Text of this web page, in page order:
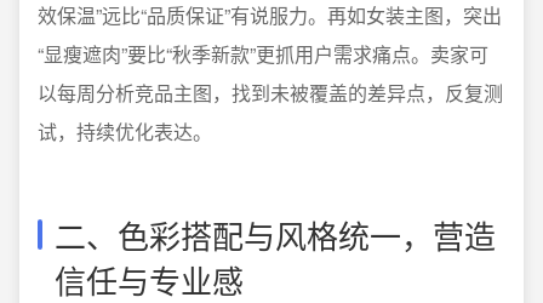
效保温”远比“品质保证”有说服力。再如女装主图，突出
“显瘦遮肉”要比“秋季新款”更抓用户需求痛点。卖家可
以每周分析竞品主图，找到未被覆盖的差异点，反复测
试，持续优化表达。
二、色彩搭配与风格统一，营造
信任与专业感